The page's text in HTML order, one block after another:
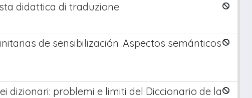
didattica di traduzione
de sensibilización .Aspectos semánticos
dizionari: problemi e limiti del Diccionario de la